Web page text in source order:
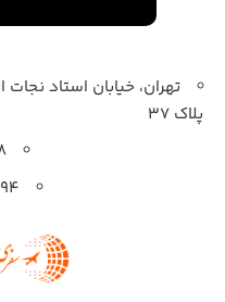
تهران، خیابان استاد نجات
پلاک 37